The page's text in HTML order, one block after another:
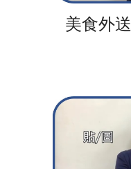
美食外送